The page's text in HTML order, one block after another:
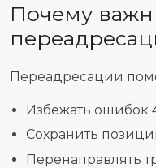
Почему
Переадресации
Избежать ошибок
Сохранить
Перенаправлять